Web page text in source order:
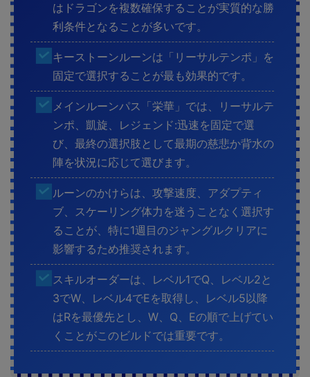
はドラゴンを複数確保することが実質的な勝
利条件となることが多いです。
キーストーンルーンは「リーサルテンポ」を
固定で選択することが最も効果的です。
メインルーンパス「栄華」では、リーサルテ
ンポ、凱旋、レジェンド:迅速を固定で選
び、最終の選択肢として最期の慈悲か背水の
陣を状況に応じて選びます。
ルーンのかけらは、攻撃速度、アダプティ
ブ、スケーリング体力を迷うことなく選択す
ることが、特に1週目のジャングルクリアに
影響するため推奨されます。
スキルオーダーは、レベル1でQ、レベル2と
3でW、レベル4でEを取得し、レベル5以降
はRを最優先とし、W、Q、Eの順で上げてい
くことがこのビルドでは重要です。